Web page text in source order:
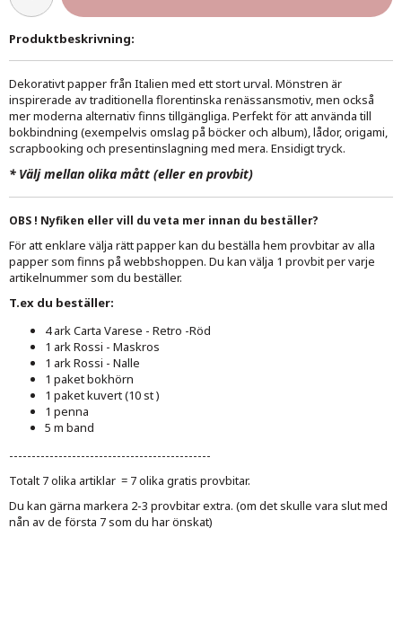
Produktbeskrivning:
Dekorativt papper från Italien med ett stort urval. Mönstren är
inspirerade av traditionella florentinska renässansmotiv, men också
mer moderna alternativ finns tillgängliga. Perfekt för att använda till
bokbindning (exempelvis omslag på böcker och album), lådor, origami,
scrapbooking och presentinslagning med mera. Ensidigt tryck.
* Välj mellan olika mått (eller en provbit)
OBS ! Nyfiken eller vill du veta mer innan du beställer?
För att enklare välja rätt papper kan du beställa hem provbitar av alla
papper som finns på webbshoppen. Du kan välja 1 provbit per varje
artikelnummer som du beställer.
T.ex du beställer:
4 ark Carta Varese - Retro -Röd
1 ark Rossi - Maskros
1 ark Rossi - Nalle
1 paket bokhörn
1 paket kuvert (10 st )
1 penna
5 m band
---------------------------------------------
Totalt 7 olika artiklar = 7 olika gratis provbitar.
Du kan gärna markera 2-3 provbitar extra. (om det skulle vara slut med
nån av de första 7 som du har önskat)